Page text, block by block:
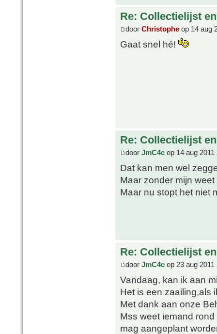
Re: Collectielijst
door Christophe op 14 aug
Gaat snel hé!
Re: Collectielijst
door JmC4c op 14 aug 2011
Dat kan men wel
Maar zonder mijn
Maar nu stopt het niet
Re: Collectielijst
door JmC4c op 23 aug 2011
Vandaag, kan ik aan
Het is een zaailing,als
Met dank aan onze
Mss weet iemand
mag aangeplant